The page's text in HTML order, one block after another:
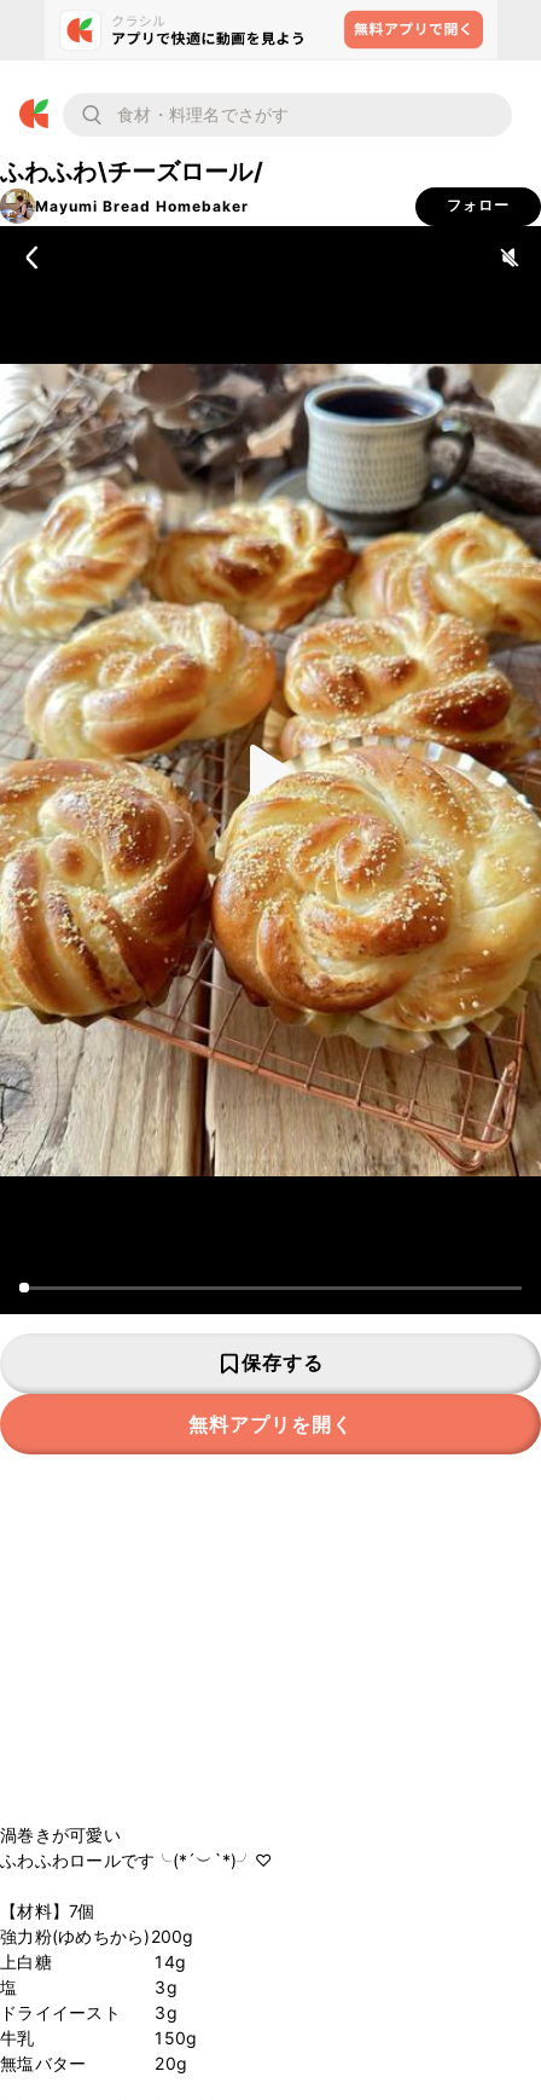
ふわふわ\チーズロール/
Mayumi Bread Homebaker フォロー
保存する
無料アプリを開く
渦巻きが可愛い
ふわふわロールです╰(*´︶`*)╯♡
【材料】7個
強力粉(ゆめちから)200g
上白糖 14g
塩 3g
ドライイースト 3g
牛乳 150g
無塩バター 20g